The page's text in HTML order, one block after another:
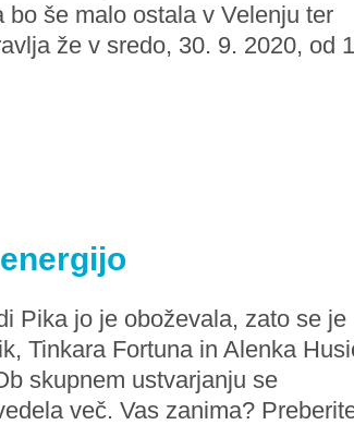
še malo ostala v Velenju ter
že v sredo, 30. 9. 2020, od
Pika jo je oboževala, zato se je
Tinkara Fortuna in Alenka
skupnem ustvarjanju se
več. Vas zanima?